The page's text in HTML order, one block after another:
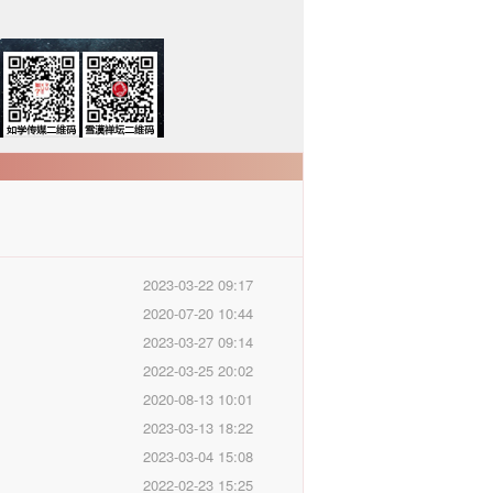
2023-03-22 09:17
2020-07-20 10:44
2023-03-27 09:14
2022-03-25 20:02
2020-08-13 10:01
2023-03-13 18:22
2023-03-04 15:08
2022-02-23 15:25